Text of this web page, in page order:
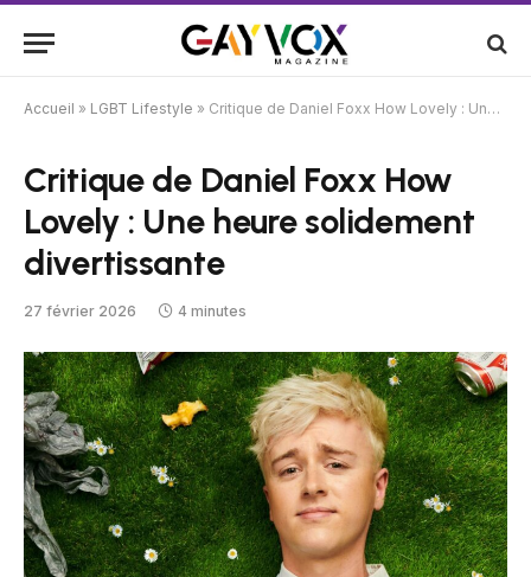
Accueil » LGBT Lifestyle » Critique de Daniel Foxx How Lovely : Une heure solidement divertissante
Critique de Daniel Foxx How
Lovely : Une heure solidement
divertissante
27 février 2026 4 minutes